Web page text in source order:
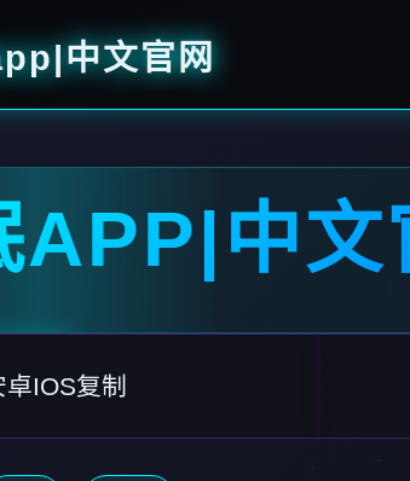
中文官网
APP|中文
IOS复制